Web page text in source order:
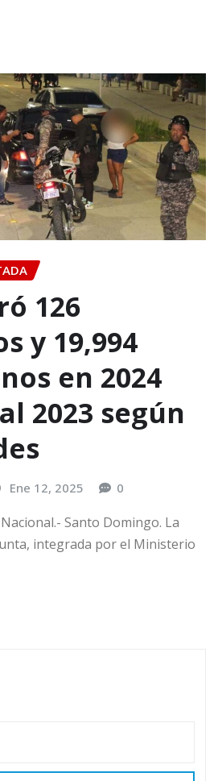
126
y 19,994
en 2024
2023 según
Ene 12, 2025 0
Santo Domingo. La
integrada por el Ministerio